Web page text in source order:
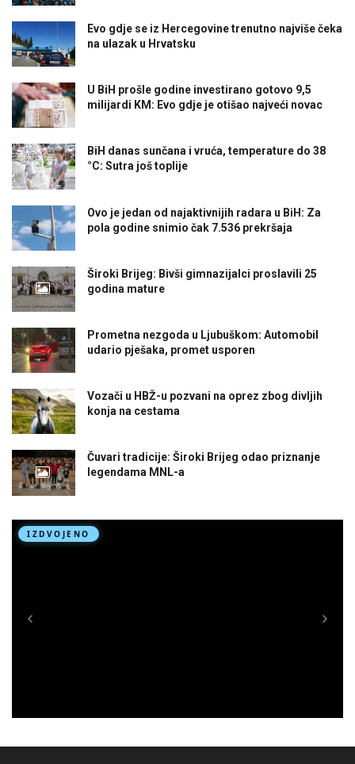
Evo gdje se iz Hercegovine trenutno najviše čeka
na ulazak u Hrvatsku
U BiH prošle godine investirano gotovo 9,5
milijardi KM: Evo gdje je otišao najveći novac
BiH danas sunčana i vruća, temperature do 38
°C: Sutra još toplije
Ovo je jedan od najaktivnijih radara u BiH: Za
pola godine snimio čak 7.536 prekršaja
Široki Brijeg: Bivši gimnazijalci proslavili 25
godina mature
Prometna nezgoda u Ljubuškom: Automobil
udario pješaka, promet usporen
Vozači u HBŽ-u pozvani na oprez zbog divljih
konja na cestama
Čuvari tradicije: Široki Brijeg odao priznanje
legendama MNL-a